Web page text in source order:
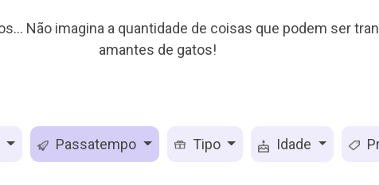
Não imagina a quantidade de coisas que podem ser
amantes de gatos!
Passatempo Tipo Idade